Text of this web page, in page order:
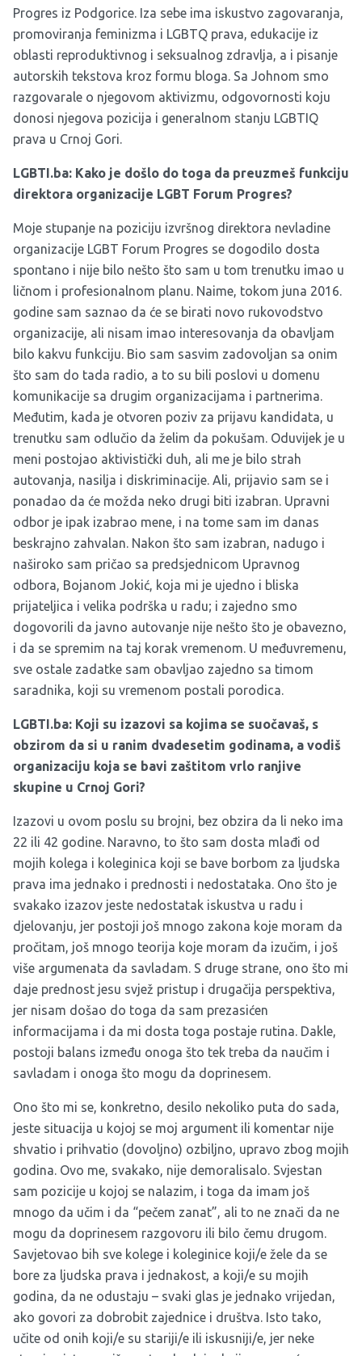
Progres iz Podgorice. Iza sebe ima iskustvo zagovaranja,
promoviranja feminizma i LGBTQ prava, edukacije iz
oblasti reproduktivnog i seksualnog zdravlja, a i pisanje
autorskih tekstova kroz formu bloga. Sa Johnom smo
razgovarale o njegovom aktivizmu, odgovornosti koju
donosi njegova pozicija i generalnom stanju LGBTIQ
prava u Crnoj Gori.
LGBTI.ba: Kako je došlo do toga da preuzmeš funkciju
direktora organizacije LGBT Forum Progres?
Moje stupanje na poziciju izvršnog direktora nevladine
organizacije LGBT Forum Progres se dogodilo dosta
spontano i nije bilo nešto što sam u tom trenutku imao u
ličnom i profesionalnom planu. Naime, tokom juna 2016.
godine sam saznao da će se birati novo rukovodstvo
organizacije, ali nisam imao interesovanja da obavljam
bilo kakvu funkciju. Bio sam sasvim zadovoljan sa onim
što sam do tada radio, a to su bili poslovi u domenu
komunikacije sa drugim organizacijama i partnerima.
Međutim, kada je otvoren poziv za prijavu kandidata, u
trenutku sam odlučio da želim da pokušam. Oduvijek je u
meni postojao aktivistički duh, ali me je bilo strah
autovanja, nasilja i diskriminacije. Ali, prijavio sam se i
ponadao da će možda neko drugi biti izabran. Upravni
odbor je ipak izabrao mene, i na tome sam im danas
beskrajno zahvalan. Nakon što sam izabran, nadugo i
naširoko sam pričao sa predsjednicom Upravnog
odbora, Bojanom Jokić, koja mi je ujedno i bliska
prijateljica i velika podrška u radu; i zajedno smo
dogovorili da javno autovanje nije nešto što je obavezno,
i da se spremim na taj korak vremenom. U međuvremenu,
sve ostale zadatke sam obavljao zajedno sa timom
saradnika, koji su vremenom postali porodica.
LGBTI.ba: Koji su izazovi sa kojima se suočavaš, s
obzirom da si u ranim dvadesetim godinama, a vodiš
organizaciju koja se bavi zaštitom vrlo ranjive
skupine u Crnoj Gori?
Izazovi u ovom poslu su brojni, bez obzira da li neko ima
22 ili 42 godine. Naravno, to što sam dosta mlađi od
mojih kolega i koleginica koji se bave borbom za ljudska
prava ima jednako i prednosti i nedostataka. Ono što je
svakako izazov jeste nedostatak iskustva u radu i
djelovanju, jer postoji još mnogo zakona koje moram da
pročitam, još mnogo teorija koje moram da izučim, i još
više argumenata da savladam. S druge strane, ono što mi
daje prednost jesu svjež pristup i drugačija perspektiva,
jer nisam došao do toga da sam prezasićen
informacijama i da mi dosta toga postaje rutina. Dakle,
postoji balans između onoga što tek treba da naučim i
savladam i onoga što mogu da doprinesem.
Ono što mi se, konkretno, desilo nekoliko puta do sada,
jeste situacija u kojoj se moj argument ili komentar nije
shvatio i prihvatio (dovoljno) ozbiljno, upravo zbog mojih
godina. Ovo me, svakako, nije demoralisalo. Svjestan
sam pozicije u kojoj se nalazim, i toga da imam još
mnogo da učim i da “pečem zanat”, ali to ne znači da ne
mogu da doprinesem razgovoru ili bilo čemu drugom.
Savjetovao bih sve kolege i koleginice koji/e žele da se
bore za ljudska prava i jednakost, a koji/e su mojih
godina, da ne odustaju – svaki glas je jednako vrijedan,
ako govori za dobrobit zajednice i društva. Isto tako,
učite od onih koji/e su stariji/e ili iskusniji/e, jer neke